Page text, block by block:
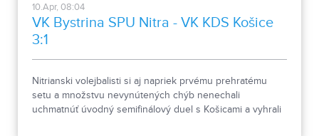
10.Apr, 08:04
VK Bystrina SPU Nitra - VK KDS Košice
3:1
Nitrianski volejbalisti si aj napriek prvému prehratému
setu a množstvu nevynútených chýb nenechali
uchmatnúť úvodný semifinálový duel s Košicami a vyhrali